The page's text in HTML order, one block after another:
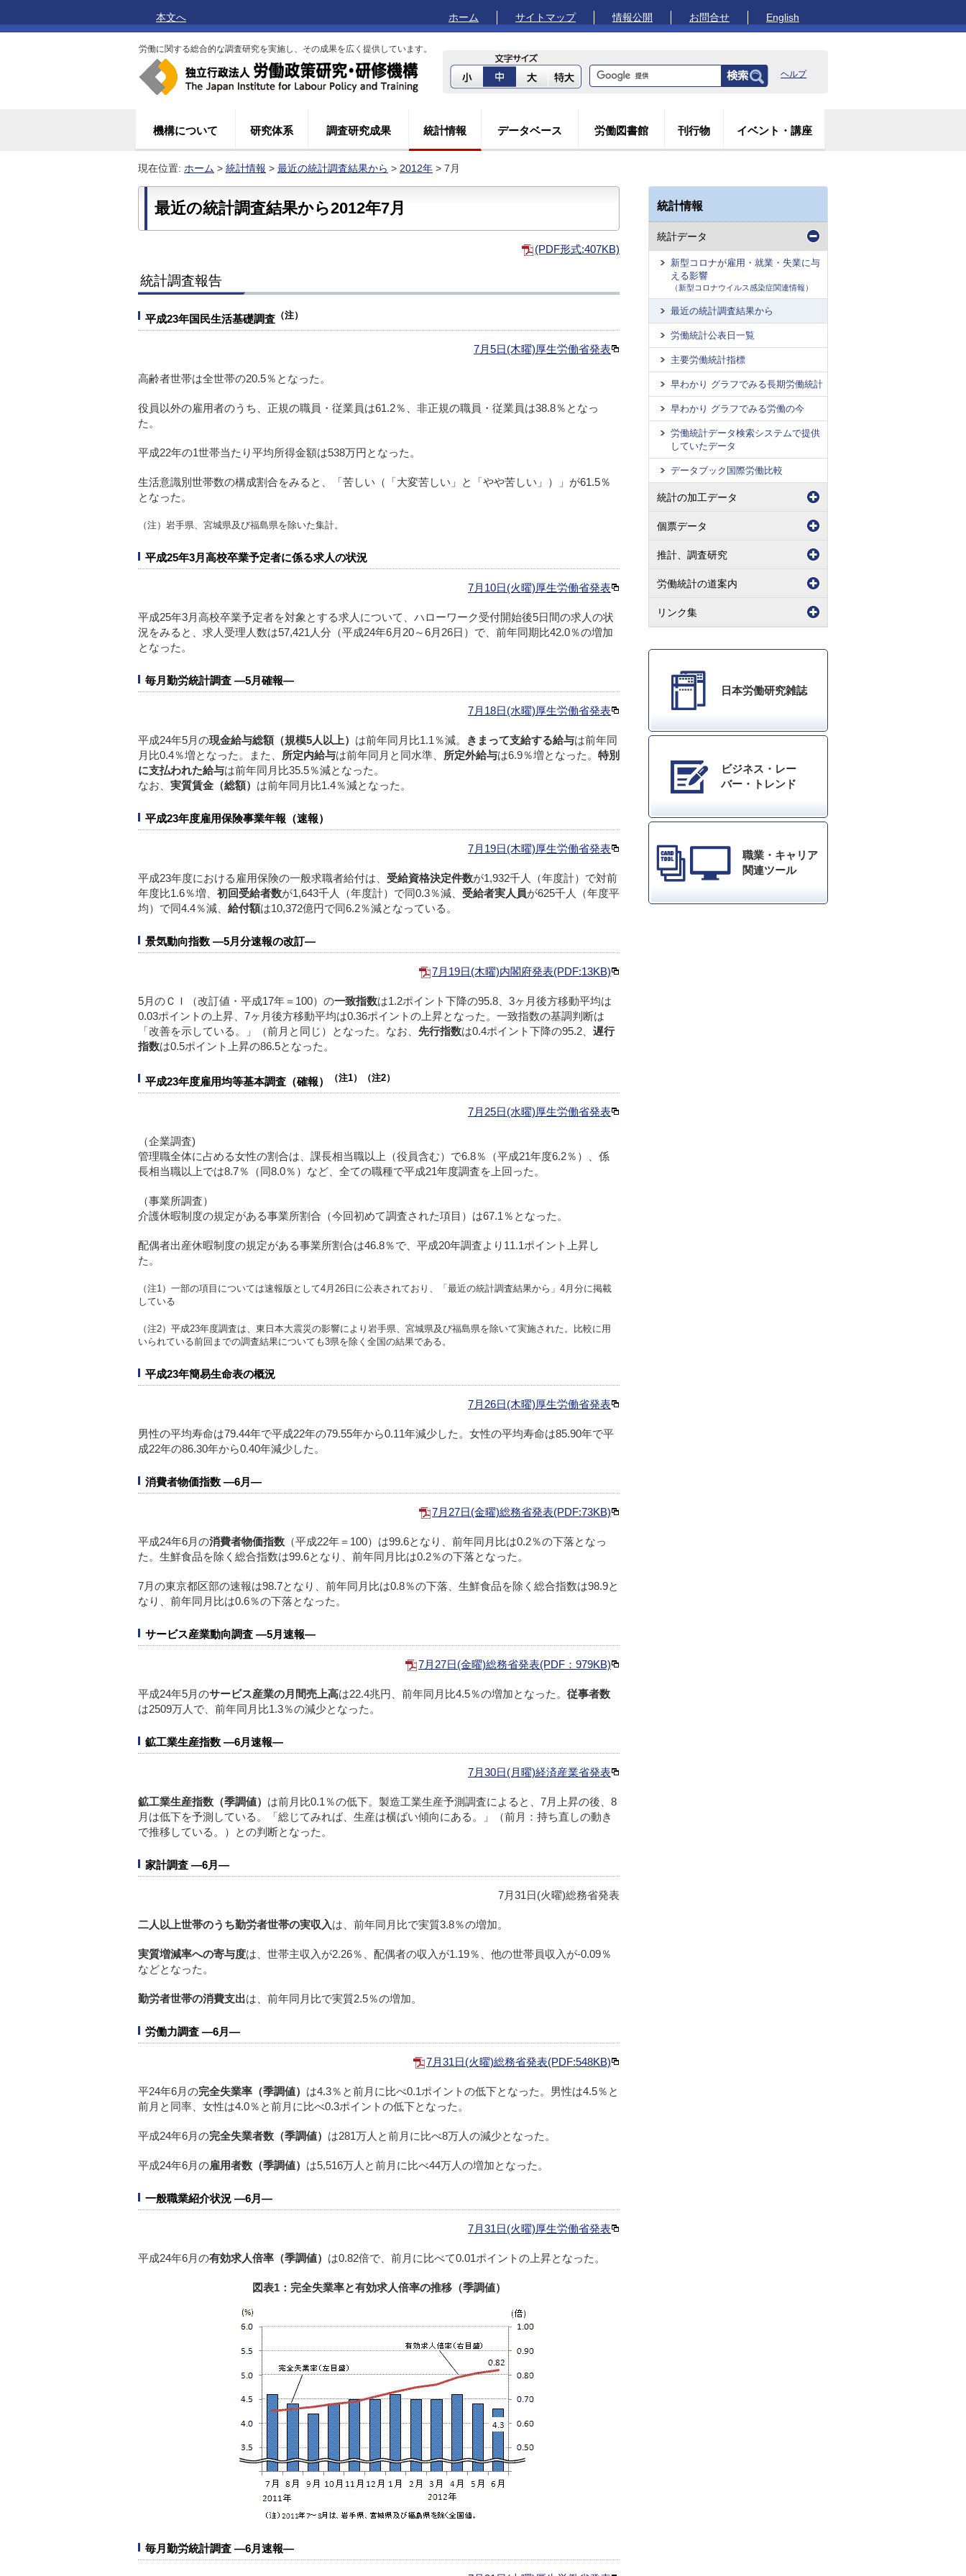
本文へ ホーム サイトマップ 情報公開 お問合せ English
労働に関する総合的な調査研究を実施し、その成果を広く提供しています。
ヘルプ
機構について 研究体系 調査研究成果 統計情報 データベース 労働図書館 刊行物 イベント・講座
現在位置: ホーム > 統計情報 > 最近の統計調査結果から > 2012年 > 7月
最近の統計調査結果から2012年7月
(PDF形式:407KB)
統計調査報告
平成23年国民生活基礎調査 （注）
7月5日(木曜)厚生労働省発表
高齢者世帯は全世帯の20.5％となった。
役員以外の雇用者のうち、正規の職員・従業員は61.2％、非正規の職員・従業員は38.8％となっ
た。
平成22年の1世帯当たり平均所得金額は538万円となった。
生活意識別世帯数の構成割合をみると、「苦しい（「大変苦しい」と「やや苦しい」）」が61.5％
となった。
（注）岩手県、宮城県及び福島県を除いた集計。
平成25年3月高校卒業予定者に係る求人の状況
7月10日(火曜)厚生労働省発表
平成25年3月高校卒業予定者を対象とする求人について、ハローワーク受付開始後5日間の求人の状
況をみると、求人受理人数は57,421人分（平成24年6月20～6月26日）で、前年同期比42.0％の増加
となった。
毎月勤労統計調査 ―5月確報―
7月18日(水曜)厚生労働省発表
平成24年5月の現金給与総額（規模5人以上） は前年同月比1.1％減。 きまって支給する給与は前年同
月比0.4％増となった。また、 所定内給与は前年同月と同水準、 所定外給与は6.9％増となった。 特別
に支払われた給与は前年同月比35.5％減となった。
なお、 実質賃金（総額） は前年同月比1.4％減となった。
平成23年度雇用保険事業年報（速報）
7月19日(木曜)厚生労働省発表
平成23年度における雇用保険の一般求職者給付は、 受給資格決定件数が1,932千人（年度計）で対前
年度比1.6％増、 初回受給者数が1,643千人（年度計）で同0.3％減、 受給者実人員が625千人（年度平
均）で同4.4％減、 給付額は10,372億円で同6.2％減となっている。
景気動向指数 ―5月分速報の改訂―
7月19日(木曜)内閣府発表(PDF:13KB)
5月のＣＩ（改訂値・平成17年＝100）の一致指数は1.2ポイント下降の95.8、3ヶ月後方移動平均は
0.03ポイントの上昇、7ヶ月後方移動平均は0.36ポイントの上昇となった。一致指数の基調判断は
「改善を示している。」（前月と同じ）となった。なお、 先行指数は0.4ポイント下降の95.2、 遅行
指数は0.5ポイント上昇の86.5となった。
平成23年度雇用均等基本調査（確報） （注1）（注2）
7月25日(水曜)厚生労働省発表
（企業調査)
管理職全体に占める女性の割合は、課長相当職以上（役員含む）で6.8％（平成21年度6.2％）、係
長相当職以上では8.7％（同8.0％）など、全ての職種で平成21年度調査を上回った。
（事業所調査）
介護休暇制度の規定がある事業所割合（今回初めて調査された項目）は67.1％となった。
配偶者出産休暇制度の規定がある事業所割合は46.8％で、平成20年調査より11.1ポイント上昇し
た。
（注1）一部の項目については速報版として4月26日に公表されており、「最近の統計調査結果から」4月分に掲載
している
（注2）平成23年度調査は、東日本大震災の影響により岩手県、宮城県及び福島県を除いて実施された。比較に用
いられている前回までの調査結果についても3県を除く全国の結果である。
平成23年簡易生命表の概況
7月26日(木曜)厚生労働省発表
男性の平均寿命は79.44年で平成22年の79.55年から0.11年減少した。女性の平均寿命は85.90年で平
成22年の86.30年から0.40年減少した。
消費者物価指数 ―6月―
7月27日(金曜)総務省発表(PDF:73KB)
平成24年6月の消費者物価指数 （平成22年＝100）は99.6となり、前年同月比は0.2％の下落となっ
た。生鮮食品を除く総合指数は99.6となり、前年同月比は0.2％の下落となった。
7月の東京都区部の速報は98.7となり、前年同月比は0.8％の下落、生鮮食品を除く総合指数は98.9と
なり、前年同月比は0.6％の下落となった。
サービス産業動向調査 ―5月速報―
7月27日(金曜)総務省発表(PDF：979KB)
平成24年5月のサービス産業の月間売上高は22.4兆円、前年同月比4.5％の増加となった。 従事者数
は2509万人で、前年同月比1.3％の減少となった。
鉱工業生産指数 ―6月速報―
7月30日(月曜)経済産業省発表
鉱工業生産指数（季調値） は前月比0.1％の低下。製造工業生産予測調査によると、7月上昇の後、8
月は低下を予測している。「総じてみれば、生産は横ばい傾向にある。」（前月：持ち直しの動き
で推移している。）との判断となった。
家計調査 ―6月―
7月31日(火曜)総務省発表
二人以上世帯のうち勤労者世帯の実収入は、前年同月比で実質3.8％の増加。
実質増減率への寄与度は、世帯主収入が2.26％、配偶者の収入が1.19％、他の世帯員収入が-0.09％
などとなった。
勤労者世帯の消費支出は、前年同月比で実質2.5％の増加。
労働力調査 ―6月―
7月31日(火曜)総務省発表(PDF:548KB)
平24年6月の完全失業率（季調値） は4.3％と前月に比べ0.1ポイントの低下となった。男性は4.5％と
前月と同率、女性は4.0％と前月に比べ0.3ポイントの低下となった。
平成24年6月の完全失業者数（季調値） は281万人と前月に比べ8万人の減少となった。
平成24年6月の雇用者数（季調値） は5,516万人と前月に比べ44万人の増加となった。
一般職業紹介状況 ―6月―
7月31日(火曜)厚生労働省発表
平成24年6月の有効求人倍率（季調値） は0.82倍で、前月に比べて0.01ポイントの上昇となった。
図表1：完全失業率と有効求人倍率の推移（季調値）
毎月勤労統計調査 ―6月速報―
統計情報
統計データ
新型コロナが雇用・就業・失業に与
える影響
（新型コロナウイルス感染症関連情報）
最近の統計調査結果から
労働統計公表日一覧
主要労働統計指標
早わかり グラフでみる長期労働統計
早わかり グラフでみる労働の今
労働統計データ検索システムで提供
していたデータ
データブック国際労働比較
統計の加工データ
個票データ
推計、調査研究
労働統計の道案内
リンク集
日本労働研究雑誌
ビジネス・レー
バー・トレンド
職業・キャリア
関連ツール